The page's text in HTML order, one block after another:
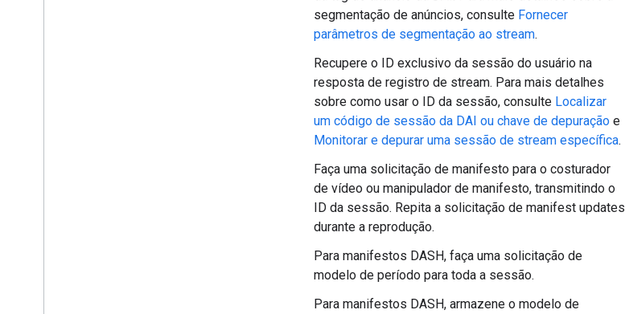
segmentação de anúncios, consulte Fornecer
parâmetros de segmentação ao stream.
Recupere o ID exclusivo da sessão do usuário na
resposta de registro de stream. Para mais detalhes
sobre como usar o ID da sessão, consulte Localizar
um código de sessão da DAI ou chave de depuração e
Monitorar e depurar uma sessão de stream específica.
Faça uma solicitação de manifesto para o costurador
de vídeo ou manipulador de manifesto, transmitindo o
ID da sessão. Repita a solicitação de manifest updates
durante a reprodução.
Para manifestos DASH, faça uma solicitação de
modelo de período para toda a sessão.
Para manifestos DASH, armazene o modelo de